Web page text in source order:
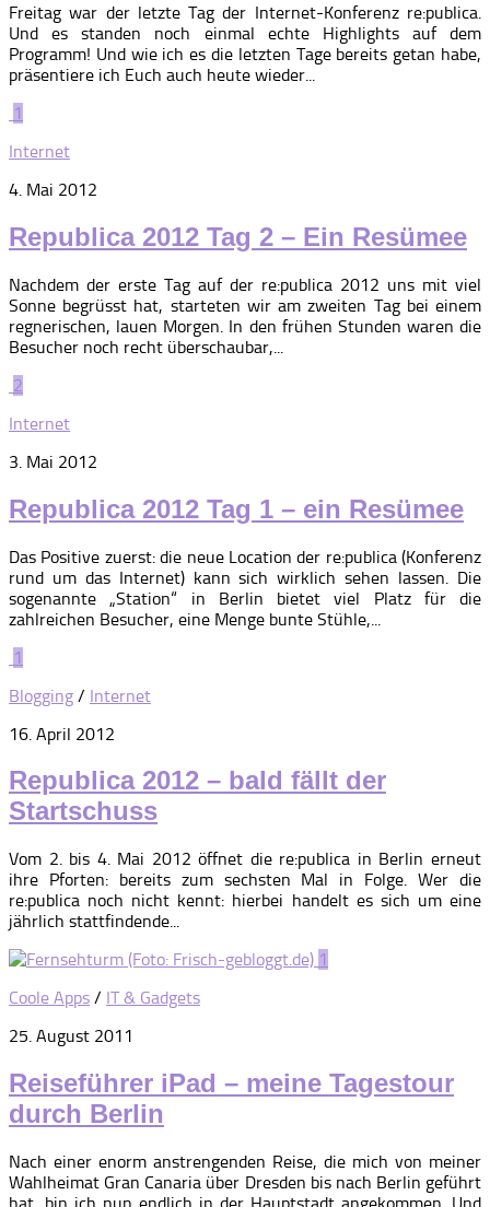
Freitag war der letzte Tag der Internet-Konferenz re:publica.
Und es standen noch einmal echte Highlights auf dem
Programm! Und wie ich es die letzten Tage bereits getan habe,
präsentiere ich Euch auch heute wieder...
1
Internet
4. Mai 2012
Republica 2012 Tag 2 – Ein Resümee
Nachdem der erste Tag auf der re:publica 2012 uns mit viel
Sonne begrüsst hat, starteten wir am zweiten Tag bei einem
regnerischen, lauen Morgen. In den frühen Stunden waren die
Besucher noch recht überschaubar,...
2
Internet
3. Mai 2012
Republica 2012 Tag 1 – ein Resümee
Das Positive zuerst: die neue Location der re:publica (Konferenz
rund um das Internet) kann sich wirklich sehen lassen. Die
sogenannte „Station“ in Berlin bietet viel Platz für die
zahlreichen Besucher, eine Menge bunte Stühle,...
1
Blogging / Internet
16. April 2012
Republica 2012 – bald fällt der
Startschuss
Vom 2. bis 4. Mai 2012 öffnet die re:publica in Berlin erneut
ihre Pforten: bereits zum sechsten Mal in Folge. Wer die
re:publica noch nicht kennt: hierbei handelt es sich um eine
jährlich stattfindende...
1
Coole Apps / IT & Gadgets
25. August 2011
Reiseführer iPad – meine Tagestour
durch Berlin
Nach einer enorm anstrengenden Reise, die mich von meiner
Wahlheimat Gran Canaria über Dresden bis nach Berlin geführt